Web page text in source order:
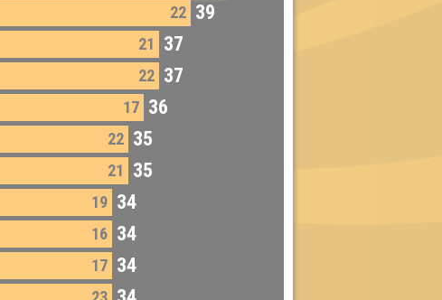
22 39
21 37
22 37
17 36
22 35
21 35
19 34
16 34
17 34